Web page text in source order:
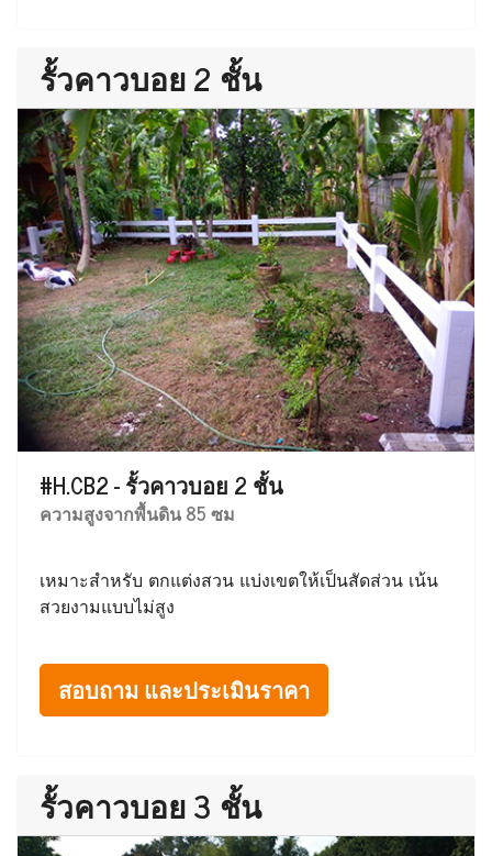
รั้วคาวบอย 2 ชั้น
#H.CB2 - รั้วคาวบอย 2 ชั้น
ความสูงจากพื้นดิน 85 ซม
เหมาะสำหรับ ตกแต่งสวน แบ่งเขตให้เป็นสัดส่วน เน้น
สวยงามแบบไม่สูง
สอบถาม และประเมินราคา
รั้วคาวบอย 3 ชั้น